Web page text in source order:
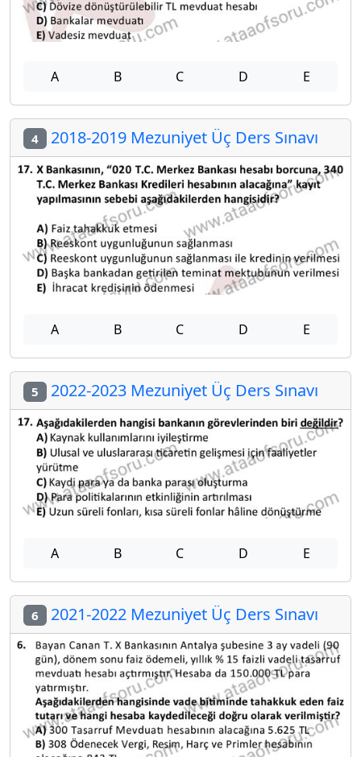
A B C D E
4 2018-2019 Mezuniyet Üç Ders Sınavı
A B C D E
5 2022-2023 Mezuniyet Üç Ders Sınavı
A B C D E
6 2021-2022 Mezuniyet Üç Ders Sınavı